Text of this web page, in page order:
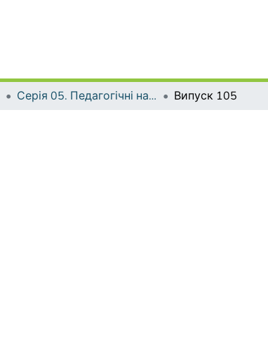
Серія 05. Педагогічні науки: реалії та перспективи Випуск 105